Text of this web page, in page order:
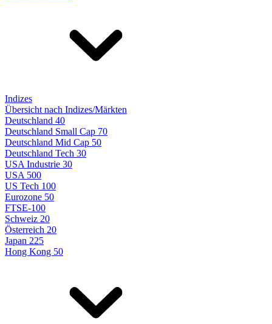
Indizes
Übersicht nach Indizes/Märkten
Deutschland 40
Deutschland Small Cap 70
Deutschland Mid Cap 50
Deutschland Tech 30
USA Industrie 30
USA 500
US Tech 100
Eurozone 50
FTSE-100
Schweiz 20
Österreich 20
Japan 225
Hong Kong 50